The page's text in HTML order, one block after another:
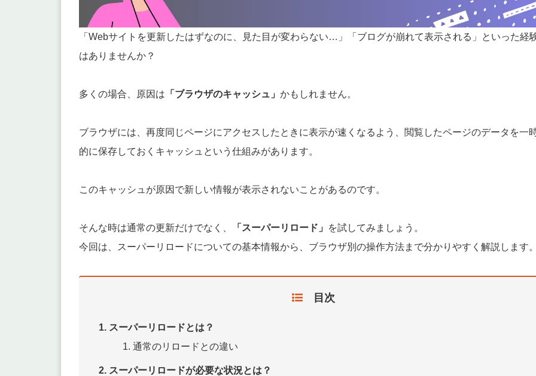
「Webサイトを更新したはずなのに、見た目が変わらない…」「ブログが崩れて表示される」といった経
はありませんか？
多くの場合、原因は 「ブラウザのキャッシュ」 かもしれません。
ブラウザには、再度同じページにアクセスしたときに表示が速くなるよう、閲覧したページのデータを一
的に保存しておくキャッシュという仕組みがあります。
このキャッシュが原因で新しい情報が表示されないことがあるのです。
そんな時は通常の更新だけでなく、 「スーパーリロード」
を試してみましょう。
今回は、スーパーリロードについての基本情報から、ブラウザ別の操作方法まで分かりやすく解説します
目次
スーパーリロードとは？
通常のリロードとの違い
スーパーリロードが必要な状況とは？